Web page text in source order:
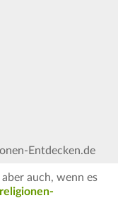
Entdecken.de
auch, wenn es
religionen-